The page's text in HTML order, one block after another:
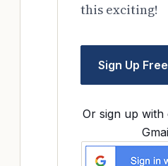
this exciting!
Sign Up Free
Or sign up with